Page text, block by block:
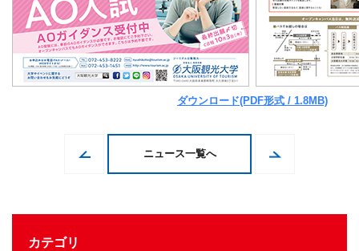
ダウンロード(PDF形式 / 1.8MB)
ニュース一覧へ
カテゴリ